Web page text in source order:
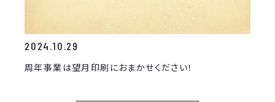
2024.10.29
周年事業は望月印刷におまかせください！